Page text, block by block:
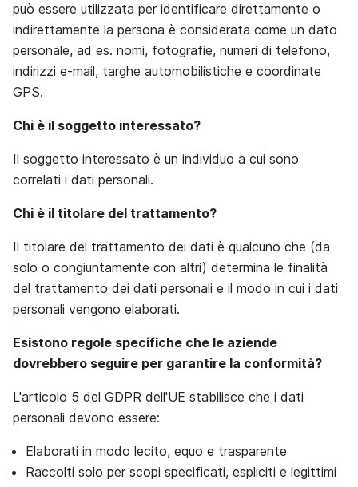
può essere utilizzata per identificare direttamente o
indirettamente la persona è considerata come un dato
personale, ad es. nomi, fotografie, numeri di telefono,
indirizzi e-mail, targhe automobilistiche e coordinate
GPS.
Chi è il soggetto interessato?
Il soggetto interessato è un individuo a cui sono
correlati i dati personali.
Chi è il titolare del trattamento?
Il titolare del trattamento dei dati è qualcuno che (da
solo o congiuntamente con altri) determina le finalità
del trattamento dei dati personali e il modo in cui i dati
personali vengono elaborati.
Esistono regole specifiche che le aziende
dovrebbero seguire per garantire la conformità?
L'articolo 5 del GDPR dell'UE stabilisce che i dati
personali devono essere:
Elaborati in modo lecito, equo e trasparente
Raccolti solo per scopi specificati, espliciti e legittimi